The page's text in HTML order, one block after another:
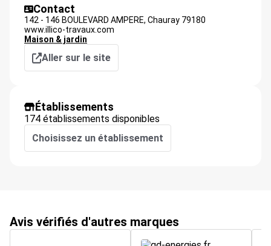
Contact
142 - 146 BOULEVARD AMPERE, Chauray 79180
www.illico-travaux.com
Maison & jardin
Aller sur le site
Établissements
174 établissements disponibles
Choisissez un établissement
Avis vérifiés d'autres marques